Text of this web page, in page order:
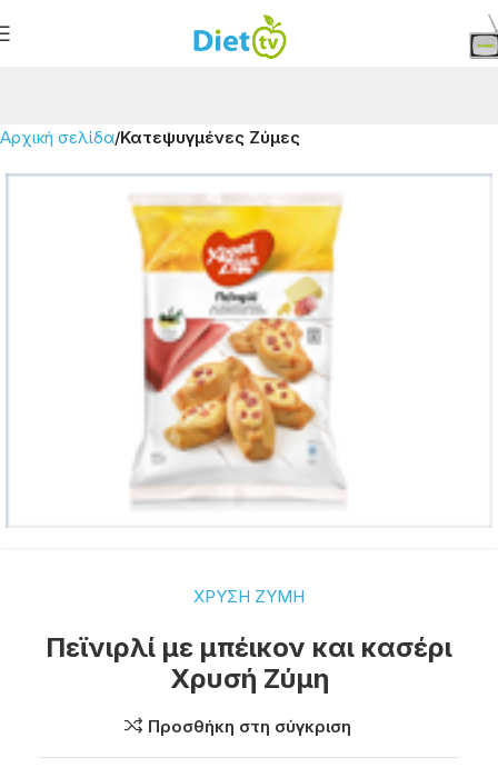
Αρχική σελίδα Κατεψυγμένες Ζύμες
ΧΡΥΣΗ ΖΥΜΗ
Πεϊνιρλί με μπέικον και κασέρι
Χρυσή Ζύμη
Προσθήκη στη σύγκριση